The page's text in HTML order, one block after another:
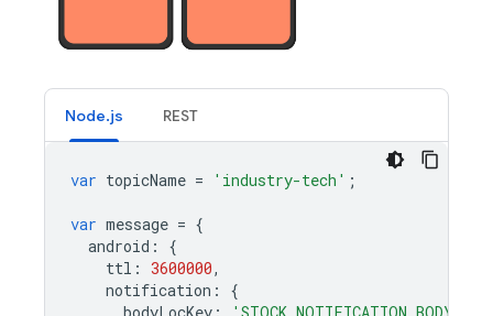
Node.js REST
var topicName = 'industry-tech' ;
var message = {
android :
{
ttl : 3600000,
notification :
{